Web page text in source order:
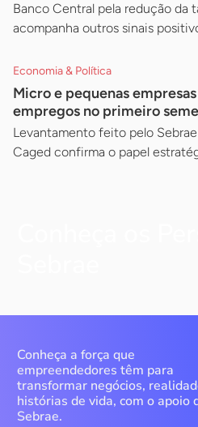
Banco Central pela redução da
acompanha outros sinais
Economia & Política
Micro e pequenas
empregos no primeiro
Levantamento feito pelo
Caged confirma o papel
Conheça a força que
empreendedores têm para
transformar negócios,
histórias de vida, com o apoio
Sebrae.